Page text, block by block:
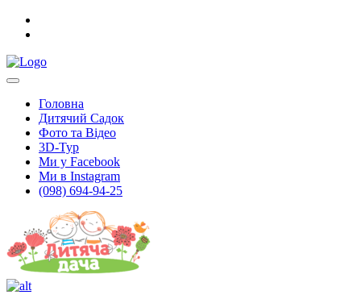
Головна
Дитячий Садок
Фото та Відео
3D-Тур
Ми у Facebook
Ми в Instagram
(098) 694-94-25